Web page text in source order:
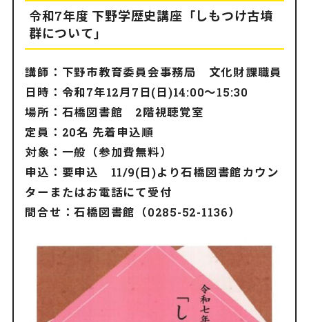
令和7年度 下野学歴史講座「しもつけ古墳
群について」
講師：下野市教育委員会事務局 文化財課職員
日時：令和7年12月7日(日)14:00～15:30
場所：石橋図書館 2階視聴覚室
定員：20名 先着申込順
対象：一般（参加費無料）
申込：要申込 11/9(日)より石橋図書館カウン
ターまたはお電話にて受付
問合せ：石橋図書館（0285-52-1136）